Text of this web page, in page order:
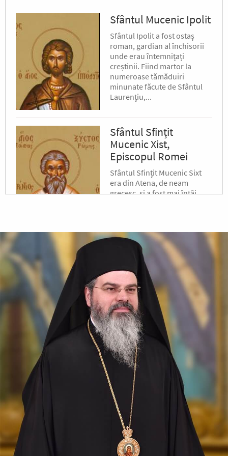
Sfântul Mucenic Ipolit
Sfântul Ipolit a fost ostaș
roman, gardian al închisorii
unde erau întemnițați
creștinii. Fiind martor la
numeroase tămăduiri
minunate făcute de Sfântul
Laurențiu,...
Sfântul Sfințit
Mucenic Xist,
Episcopul Romei
Sfântul Sfințit Mucenic Sixt
era din Atena, de neam
grecesc, și a fost mai întâi
Sfântul Mucenic
Laurențiu
Arhidiaconul
Sfântul Laurențiu chemând
numele lui Iisus Hristos și
punându-și mâinile pe ochii
celor orbi în semnul Sfintei
Cruci, îi făcea să vadă.
Apostolul zilei
Fraților, v-am scris vouă aceasta, ca nu cumva, la venirea
mea, să am întristare de la aceia care trebuie să mă
bucure, fiind încredințat despre voi toți că bucuria mea
este și...
Ap. II Corinteni 2, 3-15